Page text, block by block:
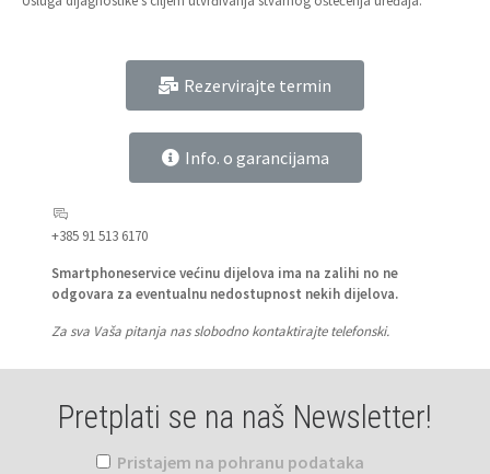
Rezervirajte termin
Info. o garancijama
+385 91 513 6170
Smartphoneservice većinu dijelova ima na zalihi no ne
odgovara za eventualnu nedostupnost nekih dijelova.
Za sva Vaša pitanja nas slobodno kontaktirajte telefonski.
Pretplati se na naš Newsletter!
Pristajem na pohranu podataka